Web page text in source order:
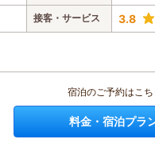
接客・サービス 3.8
宿泊のご予約はこち
料金・宿泊プラ